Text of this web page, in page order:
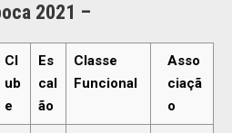
2021 –
Cl
ub
e
Es
cal
ão
Classe
Funcional
Asso
ciaçã
o